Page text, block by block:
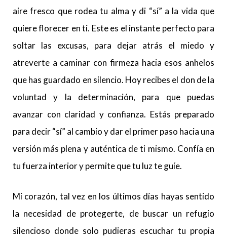
aire fresco que rodea tu alma y di “sí” a la vida que
quiere florecer en ti. Este es el instante perfecto para
soltar las excusas, para dejar atrás el miedo y
atreverte a caminar con firmeza hacia esos anhelos
que has guardado en silencio. Hoy recibes el don de la
voluntad y la determinación, para que puedas
avanzar con claridad y confianza. Estás preparado
para decir “sí” al cambio y dar el primer paso hacia una
versión más plena y auténtica de ti mismo. Confía en
tu fuerza interior y permite que tu luz te guíe.
Mi corazón, tal vez en los últimos días hayas sentido
la necesidad de protegerte, de buscar un refugio
silencioso donde solo pudieras escuchar tu propia